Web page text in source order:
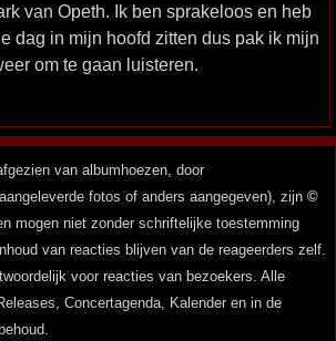
van Opeth. Ik ben sprakeloos en heb
dag in mijn hoofd zitten dus pak ik mijn
om te gaan luisteren.
van albumhoezen, door
fotos of anders aangegeven), zijn ©
mogen niet zonder schriftelijke toestemming
van reacties blijven van de reageerders zelf.
voor reacties van bezoekers. Alle
Concertagenda, Kalender en in de